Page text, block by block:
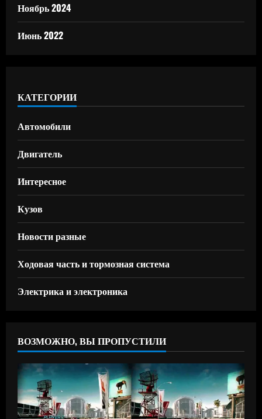
Ноябрь 2024
Июнь 2022
КАТЕГОРИИ
Автомобили
Двигатель
Интересное
Кузов
Новости разные
Ходовая часть и тормозная система
Электрика и электроника
ВОЗМОЖНО, ВЫ ПРОПУСТИЛИ